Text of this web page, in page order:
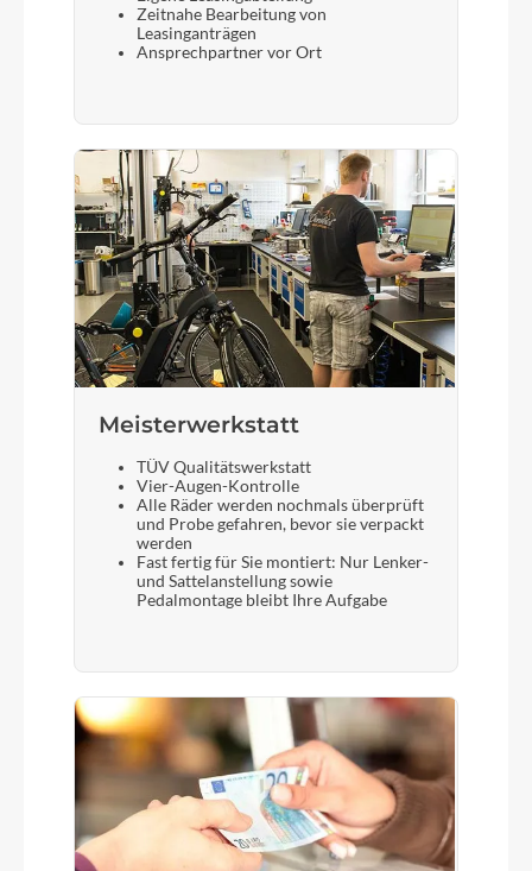
Zeitnahe Bearbeitung von
Leasinganträgen
Ansprechpartner vor Ort
Meisterwerkstatt
TÜV Qualitätswerkstatt
Vier-Augen-Kontrolle
Alle Räder werden nochmals überprüft
und Probe gefahren, bevor sie verpackt
werden
Fast fertig für Sie montiert: Nur Lenker-
und Sattelanstellung sowie
Pedalmontage bleibt Ihre Aufgabe